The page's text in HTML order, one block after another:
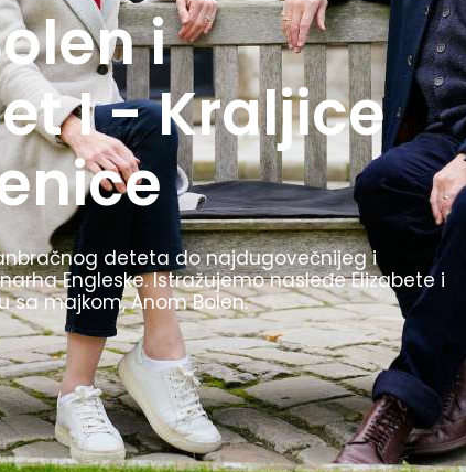
igre u
1936.
1936. godine bile su inovativne, uvele su
sa bakljom. Prikazujemo najzanimljivije trenutke
koristio kao propagandu za svoj režim.